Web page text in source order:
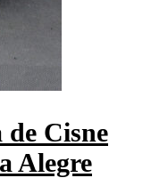
Cisne
Alegre